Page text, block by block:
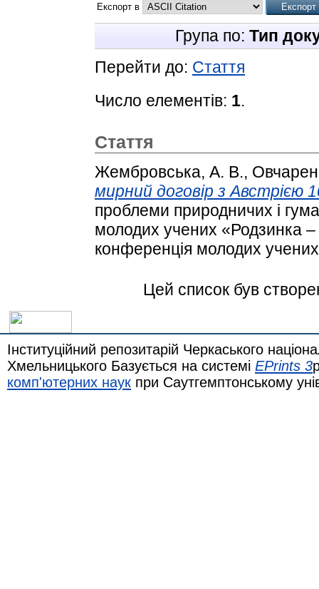
Експорт в
Група по: Тип
Перейти до: Стаття
Число елементів: 1.
Стаття
Жембровська, А. В.,
мирний договір з Австрією
проблеми природничих і
молодих учених «Родзинка –
конференція молодих
Цей список був
Інституційний репозитарій Черкаського
Хмельницького Базується на системі EPrints 3
комп'ютерних наук при Саутгемптонському